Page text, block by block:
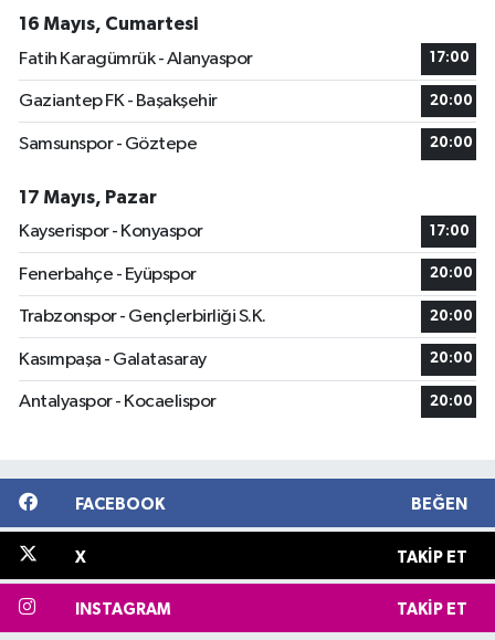
16 Mayıs, Cumartesi
Fatih Karagümrük - Alanyaspor
17:00
Gaziantep FK - Başakşehir 20:00
Samsunspor - Göztepe 20:00
17 Mayıs, Pazar
Kayserispor - Konyaspor
17:00
Fenerbahçe - Eyüpspor 20:00
Trabzonspor - Gençlerbirliği S.K. 20:00
Kasımpaşa - Galatasaray 20:00
Antalyaspor - Kocaelispor 20:00
FACEBOOK BEĞEN
X TAKIP ET
INSTAGRAM TAKIP ET